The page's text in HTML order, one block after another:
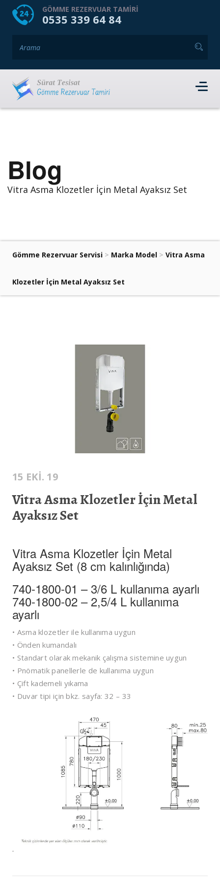
HOME HAKKIMIZDA
GÖMME REZERVUAR TAMIRI
0535 339 64 84
Blog
Vitra Asma Klozetler İçin Metal Ayaksız Set
Gömme Rezervuar Servisi > Marka Model > Vitra Asma
Klozetler İçin Metal Ayaksız Set
15 EKI. 19
Vitra Asma Klozetler İçin Metal
Ayaksız Set
Vitra Asma Klozetler İçin Metal
Ayaksız Set (8 cm kalınlığında)
740-1800-01 – 3/6 L kullanıma ayarlı
740-1800-02 – 2,5/4 L kullanıma
ayarlı
• Asma klozetler ile kullanıma uygun
• Önden kumandalı
• Standart olarak mekanik çalışma sistemine uygun
• Pnömatik panellerle de kullanıma uygun
• Çift kademeli yıkama
• Duvar tipi için bkz. sayfa: 32 – 33